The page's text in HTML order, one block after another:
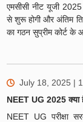
एमसीसी नीट यूजी
से शुरू होगी और अंतिम
का गठन सुप्रीम कोर्ट के
July 18, 2025 |
NEET UG 2025 क्या
NEET UG परीक्षा